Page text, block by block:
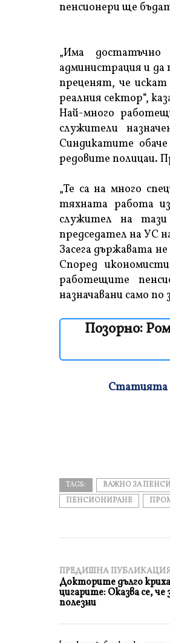
пенсионери ще
„Има
администрация и да
преценят, че
реалния сектор“,
Най-много
служители
Синдикатите
редовите полицаи.
„Те са на много
тяхната работа
служител на
председател на УС
Засега държавата
Според
работещите
назначавани само по
Позорно:
Статията
TAGS: ВАЖНО ЗА
ПЕНСИОНИРАНЕ
ПРЕДИШНА
Докторите дълго
цигарите: Оказва се,
полезни